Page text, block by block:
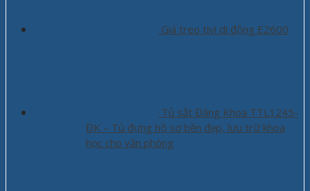
Giá treo tivi di động E2600
Tủ sắt Đăng Khoa TTL1245-
ĐK – Tủ đựng hồ sơ bền đẹp, lưu trữ khoa
học cho văn phòng